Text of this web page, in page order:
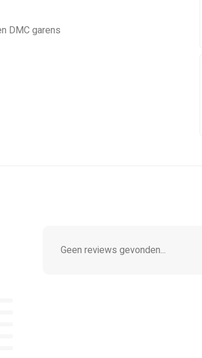
DMC garens
Geen reviews gevonden...